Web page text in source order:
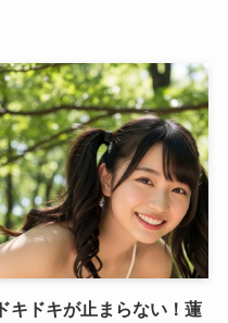
ドキドキが止まらない！蓮